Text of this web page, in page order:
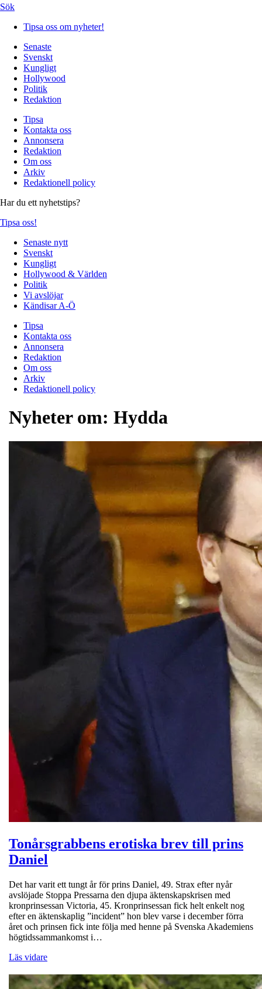
Sök
Tipsa oss om nyheter!
Senaste
Svenskt
Kungligt
Hollywood
Politik
Redaktion
Tipsa
Kontakta oss
Annonsera
Redaktion
Om oss
Arkiv
Redaktionell policy
Har du ett nyhetstips?
Tipsa oss!
Senaste nytt
Svenskt
Kungligt
Hollywood & Världen
Politik
Vi avslöjar
Kändisar A-Ö
Tipsa
Kontakta oss
Annonsera
Redaktion
Om oss
Arkiv
Redaktionell policy
Nyheter om: Hydda
Tonårsgrabbens erotiska brev till prins
Daniel
Det har varit ett tungt år för prins Daniel, 49. Strax efter nyår
avslöjade Stoppa Pressarna den djupa äktenskapskrisen med
kronprinsessan Victoria, 45. Kronprinsessan fick helt enkelt nog
efter en äktenskaplig ”incident” hon blev varse i december förra
året och prinsen fick inte följa med henne på Svenska Akademiens
högtidssammankomst i…
Läs vidare